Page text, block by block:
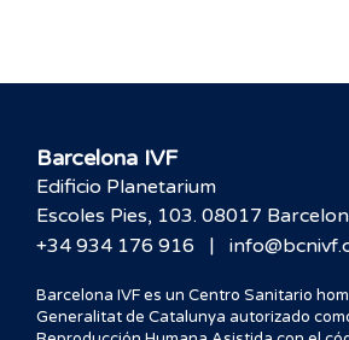
Barcelona IVF
Edificio Planetarium
Escoles Pies, 103. 08017
+34 934 176 916
|
Barcelona IVF es un Centro Sanitario
Generalitat de Catalunya autorizado